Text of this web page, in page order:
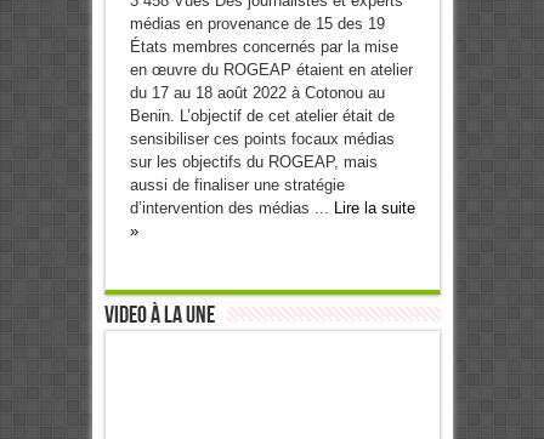
médias en provenance de 15 des 19
États membres concernés par la mise
en œuvre du ROGEAP étaient en atelier
du 17 au 18 août 2022 à Cotonou au
Benin. L’objectif de cet atelier était de
sensibiliser ces points focaux médias
sur les objectifs du ROGEAP, mais
aussi de finaliser une stratégie
d’intervention des médias ... Lire la suite
»
Video à la Une